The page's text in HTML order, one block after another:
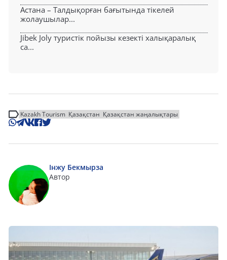
Астана – Талдықорған бағытында тікелей
жолаушылар...
Jibek Joly туристік пойызы кезекті халықаралық
са...
Kazakh Tourism Қазақстан Қазақстан жаңалықтары
Інжу Бекмырза
Автор